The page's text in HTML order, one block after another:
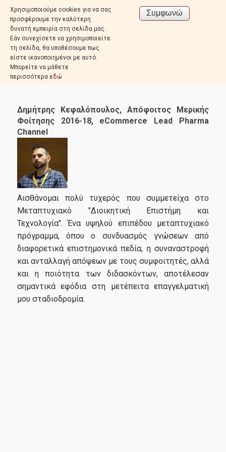
Χρησιμοποιούμε cookies για να σας
προσφέρουμε την καλύτερη
δυνατή εμπειρία στη σελίδα μας.
Εάν συνεχίσετε να χρησιμοποιείτε
τη σελίδα, θα υποθέσουμε πως
είστε ικανοποιημένοι με αυτό.
Μπορείτε να μάθετε
περισσότερα εδώ
Δημήτρης Κεφαλόπουλος, Απόφοιτος Μερικής
Φοίτησης 2016-18, eCommerce Lead Pharma
Channel
Αισθάνομαι πολύ τυχερός που συμμετείχα στο
Μεταπτυχιακό "Διοικητική Επιστήμη και
Τεχνολογία". Ένα υψηλού επιπέδου μεταπτυχιακό
πρόγραμμα, όπου ο συνδυασμός γνώσεων από
διαφορετικά επιστημονικά πεδία, η συναναστροφή
και ανταλλαγή απόψεων με τους συμφοιτητές, αλλά
και η ποιότητα των διδασκόντων, αποτέλεσαν
σημαντικά εφόδια στη μετέπειτα επαγγελματική
μου σταδιοδρομία.